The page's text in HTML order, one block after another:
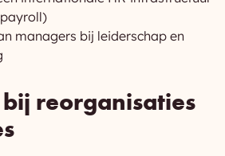
managers bij leiderschap en
reorganisaties